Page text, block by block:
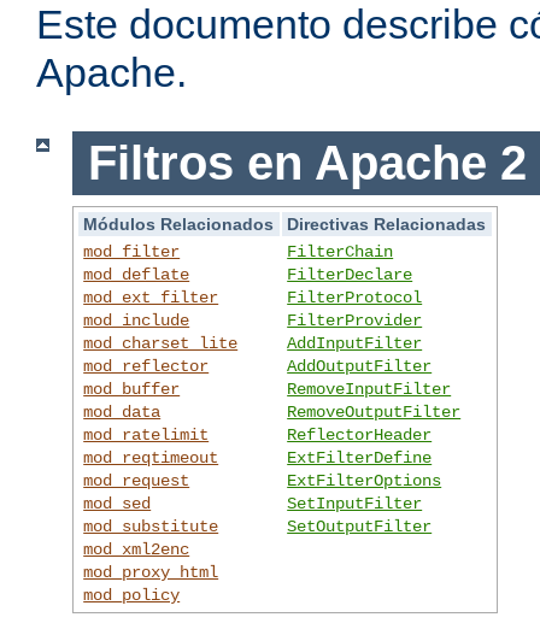
Este documento describe
Apache.
Filtros en Apache 2
Módulos Relacionados
Directivas Relacionadas
mod_filter
mod_deflate
mod_ext_filter
mod_include
mod_charset_lite
mod_reflector
mod_buffer
mod_data
mod_ratelimit
mod_reqtimeout
mod_request
mod_sed
mod_substitute
mod_xml2enc
mod_proxy_html
mod_policy
FilterChain
FilterDeclare
FilterProtocol
FilterProvider
AddInputFilter
AddOutputFilter
RemoveInputFilter
RemoveOutputFilter
ReflectorHeader
ExtFilterDefine
ExtFilterOptions
SetInputFilter
SetOutputFilter